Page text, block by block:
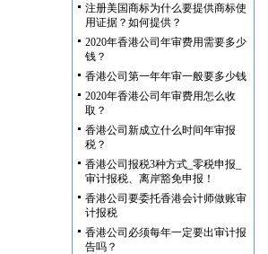
注册美国商标为什么要提供商标使
用证据？如何提供？
2020年香港公司年审费用需要多少
钱？
香港公司第一年年审一般要多少钱
2020年香港公司年审费用怎么收
取？
香港公司新成立什么时间年审报
税？
香港公司报税3种方式_零税申报_
审计报税、离岸豁免申报！
香港公司要委托香港会计师做账审
计报税
香港公司必须每年一定要出审计报
告吗？